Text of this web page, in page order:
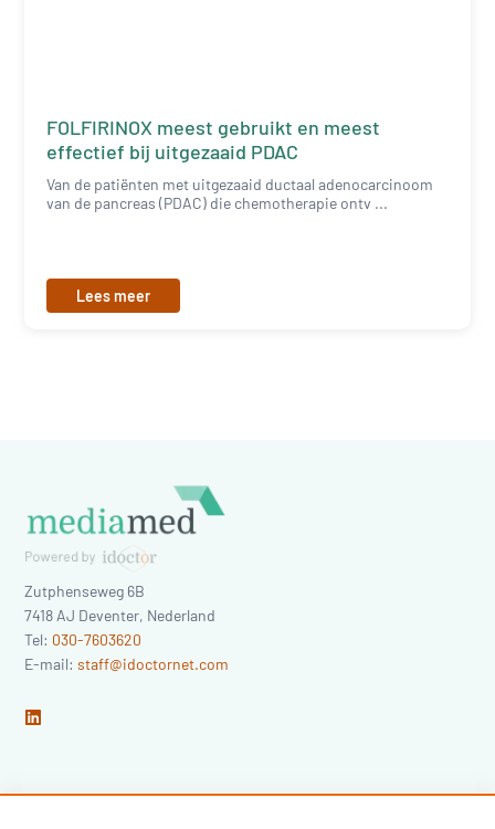
FOLFIRINOX meest gebruikt en meest
effectief bij uitgezaaid PDAC
Van de patiënten met uitgezaaid ductaal adenocarcinoom
van de pancreas (PDAC) die chemotherapie ontv ...
Lees meer
Zutphenseweg 6B
7418 AJ Deventer, Nederland
Tel: 030-7603620
E-mail:staff@idoctornet.com